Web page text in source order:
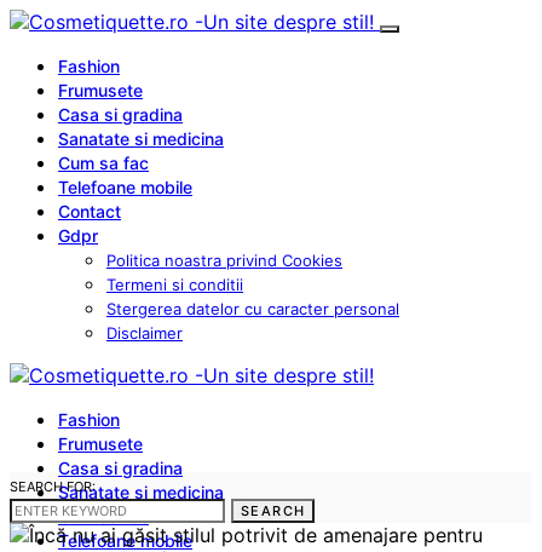
Fashion
Frumusete
Casa si gradina
Sanatate si medicina
Cum sa fac
Telefoane mobile
Contact
Gdpr
Politica noastra privind Cookies
Termeni si conditii
Stergerea datelor cu caracter personal
Disclaimer
Fashion
Frumusete
Casa si gradina
Sanatate si medicina
Cum sa fac
Telefoane mobile
SEARCH FOR:
SEARCH